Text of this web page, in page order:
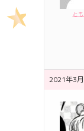
と
2021年3